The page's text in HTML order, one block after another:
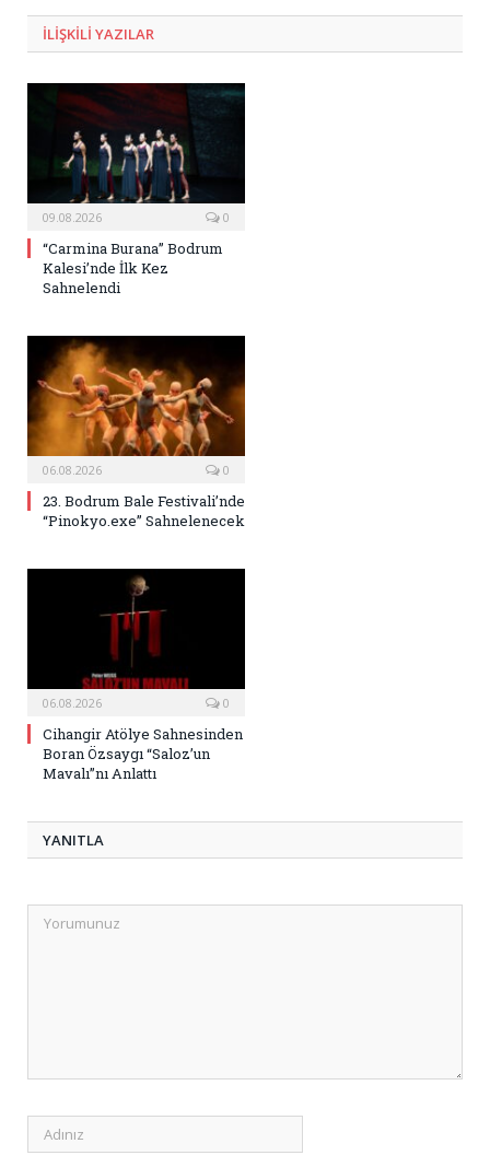
ILIŞKILI YAZILAR
09.08.2026 0
“Carmina Burana” Bodrum
Kalesi’nde İlk Kez
Sahnelendi
06.08.2026 0
23. Bodrum Bale Festivali’nde
“Pinokyo.exe” Sahnelenecek
06.08.2026 0
Cihangir Atölye Sahnesinden
Boran Özsaygı “Saloz’un
Mavalı”nı Anlattı
YANITLA